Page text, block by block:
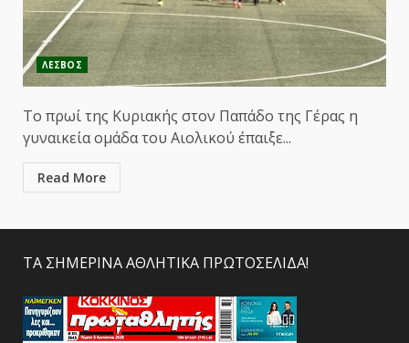
ΛΕΣΒΟΣ
Το πρωί της Κυριακής στον Παπάδο της Γέρας η
γυναικεία ομάδα του Αιολικού έπαιξε...
Read More
ΤΑ ΣΗΜΕΡΙΝΑ ΑΘΛΗΤΙΚΑ ΠΡΩΤΟΣΕΛΙΔΑ!